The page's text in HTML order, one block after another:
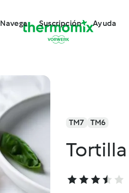
Navega Suscripción Ayuda
TM7 TM6